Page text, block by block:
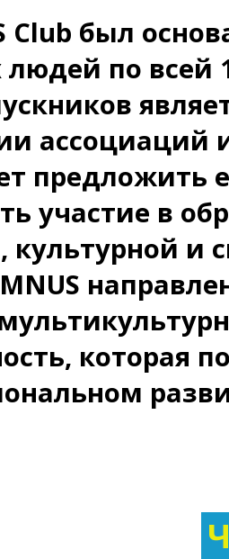
Club был
по всей
ассоциаций
предложить
участие в
и
которая